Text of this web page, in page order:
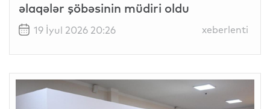
əlaqələr şöbəsinin müdiri oldu
19 İyul 2026 20:26 xeberlenti